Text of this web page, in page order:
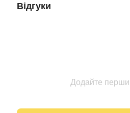
Відгуки
Додайте